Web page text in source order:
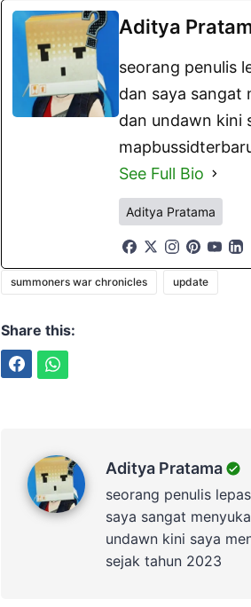
Aditya
seorang penulis
dan saya sangat
dan undawn kini
See Full Bio
Aditya Pratama
summoners war chronicles update
Share this:
Aditya Pratama
seorang penulis
saya sangat
undawn kini saya
sejak tahun 2023